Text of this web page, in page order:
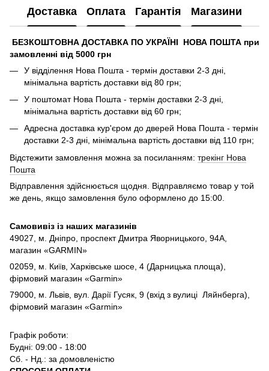
Доставка Оплата Гарантія Магазини
БЕЗКОШТОВНА ДОСТАВКА ПО УКРАЇНІ НОВА ПОШТА при
замовленні від 5000 грн
У відділення Нова Пошта - термін доставки 2-3 дні,
мінімальна вартість доставки від 80 грн;
У поштомат Нова Пошта - термін доставки 2-3 дні,
мінімальна вартість доставки від 60 грн;
Адресна доставка кур'єром до дверей Нова Пошта - термін
доставки 2-3 дні, мінімальна вартість доставки від 110 грн;
Відстежити замовлення можна за посиланням: трекінг Нова
Пошта
Відправлення здійснюється щодня. Відправляємо товар у той
же день, якщо замовлення було оформлено до 15:00.
Самовивіз із наших магазинів
49027, м. Дніпро, проспект Дмитра Яворницького, 94А,
магазин «GARMIN»
02059, м. Київ, Харківське шосе, 4 (Дарницька площа),
фірмовий магазин «Garmin»
79000, м. Львів, вул. Дарії Гусяк, 9 (вхід з вулиці Ляйнберга),
фірмовий магазин «Garmin»
Графік роботи:
Будні: 09:00 - 18:00
Сб. - Нд.: за домовленістю